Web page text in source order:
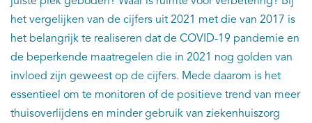
het vergelijken van de cijfers uit 2021 met die van 2017 is
het belangrijk te realiseren dat de COVID-19 pandemie en
de beperkende maatregelen die in 2021 nog golden van
invloed zijn geweest op de cijfers. Mede daarom is het
essentieel om te monitoren of de positieve trend van meer
thuisoverlijdens en minder gebruik van ziekenhuiszorg